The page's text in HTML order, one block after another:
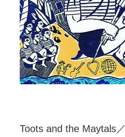
Toots and the Maytals